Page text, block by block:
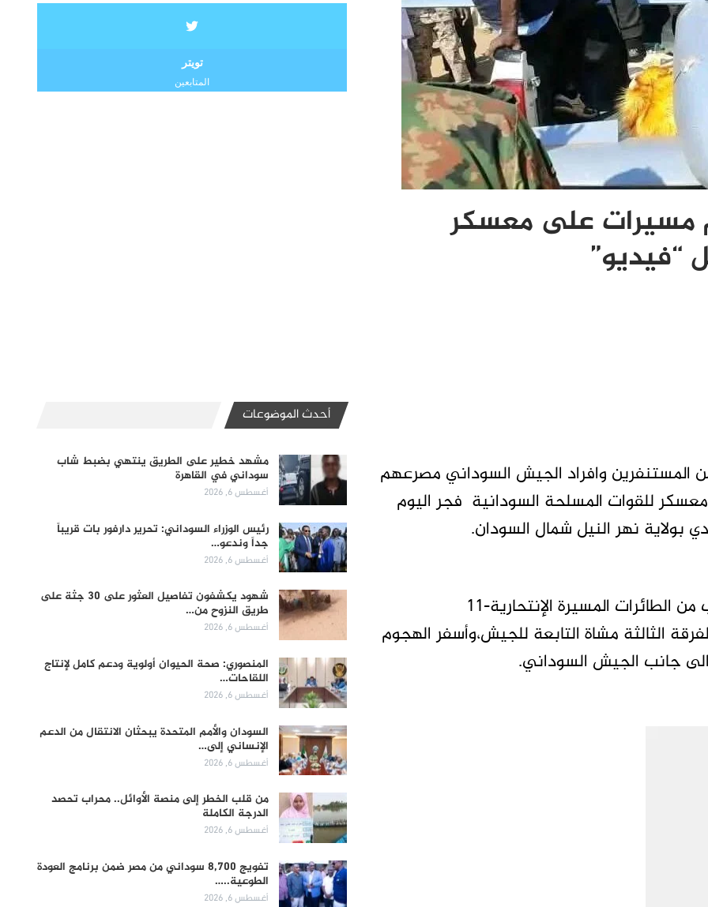
مسيرات على معسكر
“فيديو”
تاق برس – لقي 10 أشخاص من المستنفرين وافراد الجيش السوداني مصرعهم
استهدفت معسكر للقوات المسلحة السودانية فجر اليوم
بولاية نهر النيل شمال السودان.
وجاء الاستهداف لمجمع قرى الشيخ مكى-،بسرب من الطائرات المسيرة الإنتحارية-١١
الثالثة مشاة التابعة للجيش،وأسفر الهجوم
جانب الجيش السوداني.
تويتر
المتابعين
أحدث الموضوعات
مشهد خطير على الطريق ينتهي بضبط شاب
سوداني في القاهرة
أغسطس 6, 2026
رئيس الوزراء السوداني: تحرير دارفور بات قريباً
جداً وندعو…
أغسطس 6, 2026
شهود يكشفون تفاصيل العثور على 30 جثة على
طريق النزوح من…
أغسطس 6, 2026
المنصوري: صحة الحيوان أولوية ودعم كامل لإنتاج
اللقاحات…
أغسطس 6, 2026
السودان والأمم المتحدة يبحثان الانتقال من الدعم
الإنساني إلى…
أغسطس 6, 2026
من قلب الخطر إلى منصة الأوائل.. محراب تحصد
الدرجة الكاملة
أغسطس 6, 2026
تفويج 8,700 سوداني من مصر ضمن برنامج العودة
الطوعية..…
أغسطس 6, 2026